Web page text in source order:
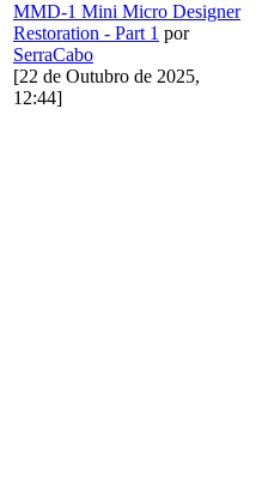
MMD-1 Mini Micro Designer
Restoration - Part 1 por
SerraCabo
[22 de Outubro de 2025,
12:44]